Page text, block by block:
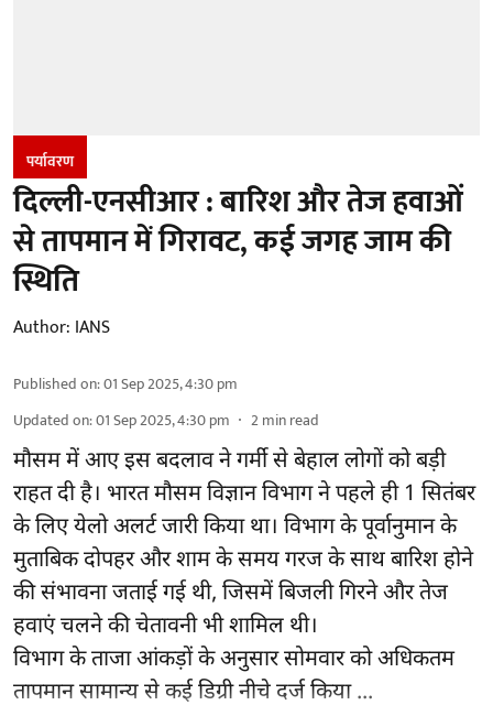
पर्यावरण
दिल्ली-एनसीआर : बारिश और तेज हवाओं
से तापमान में गिरावट, कई जगह जाम की
स्थिति
Author: IANS
Published on:01 Sep 2025, 4:30 pm
Updated on:01 Sep 2025, 4:30 pm 2min read
मौसम में आए इस बदलाव ने गर्मी से बेहाल लोगों को बड़ी
राहत दी है। भारत मौसम विज्ञान विभाग ने पहले ही 1 सितंबर
के लिए येलो अलर्ट जारी किया था। विभाग के पूर्वानुमान के
मुताबिक दोपहर और शाम के समय गरज के साथ बारिश होने
की संभावना जताई गई थी, जिसमें बिजली गिरने और तेज
हवाएं चलने की चेतावनी भी शामिल थी।
विभाग के ताजा आंकड़ों के अनुसार सोमवार को अधिकतम
तापमान सामान्य से कई डिग्री नीचे दर्ज किया ...